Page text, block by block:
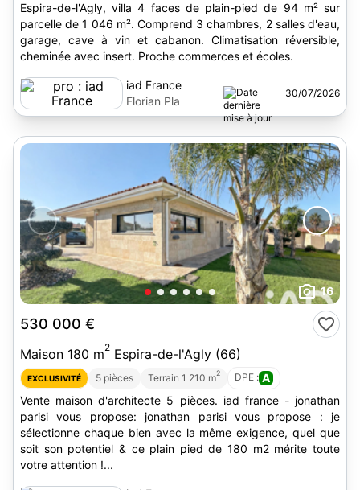
Espira-de-l'Agly, villa 4 faces de plain-pied de 94 m² sur
parcelle de 1 046 m². Comprend 3 chambres, 2 salles d'eau,
garage, cave à vin et cabanon. Climatisation réversible,
cheminée avec insert. Proche commerces et écoles.
iad France
Florian Pla
30/07/2026
16
530 000 €
Maison 180 m2 Espira-de-l'Agly (66)
EXCLUSIVITÉ 5 pièces Terrain 1 210 m2 DPE : A
Vente maison d'architecte 5 pièces. iad france - jonathan
parisi vous propose: jonathan parisi vous propose : je
sélectionne chaque bien avec la même exigence, quel que
soit son potentiel & ce plain pied de 180 m2 mérite toute
votre attention !...